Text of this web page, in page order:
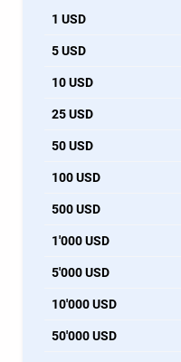
1 USD
5 USD
10 USD
25 USD
50 USD
100 USD
500 USD
1'000 USD
5'000 USD
10'000 USD
50'000 USD